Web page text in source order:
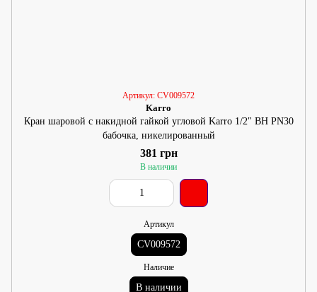
Артикул: CV009572
Karro
Кран шаровой с накидной гайкой угловой Karro 1/2" ВН PN30
бабочка, никелированный
381 грн
В наличии
Артикул
CV009572
Наличие
В наличии